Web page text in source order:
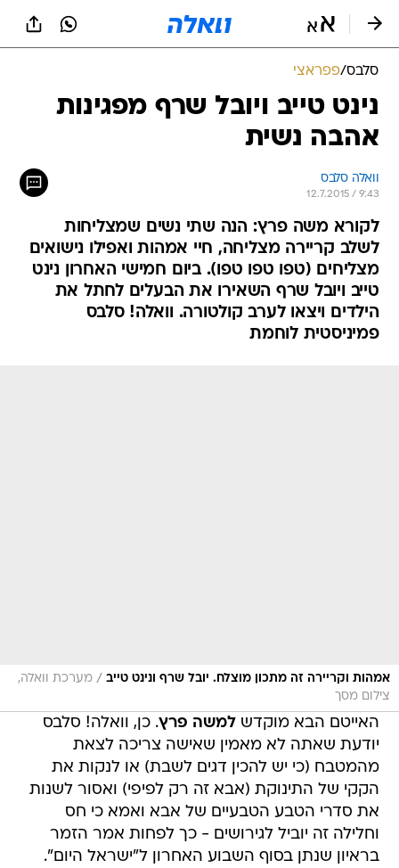
סלבס/פפראצי
נינט טייב ויובל שרף מפגינות
אהבה נשית
וואלה סלבס
12.7.2015 / 9:43
לקורא משה פרץ: הנה שתי נשים שמצליחות
לשלב קריירה מצליחה, חיי אמהות ואפילו נישואים
מצליחים (טפו טפו טפו). ביום חמישי האחרון נינט
טייב ויובל שרף השאירו את הבעלים לחתל את
הילדים ויצאו לערב קולטורה. וואלה! סלבס
פמיניסטית לוחמת
אמהות וקריירה זה מתכון מוצלח. יובל שרף ונינט טייב / מערכת וואלה,
צילום מסך
האייטם הבא מוקדשלמשה פרץ. כן, וואלה! סלבס
יודעת שאתה לא מאמין שאישה צריכה לצאת
מהמטבח (כי יש להכין דגים לשבת) או לנקות את
הקקי של התינוקת (אבא זה רק לפיפי) ואסור לשנות
את סדרי הטבע הטבעיים של אבא ואמא כי חס
וחלילה זה יוביל לגירושים - כך לפחות אמר הזמר
בראיון שנתן בסוף השבוע האחרון ל"ישראל היום".